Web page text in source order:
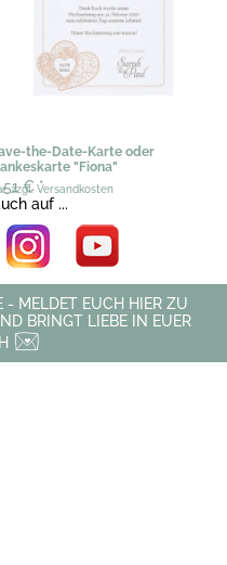
the-Date-Karte oder
"Fiona"
€*
zzgl. Versandkosten
auf ...
- MELDET EUCH HIER ZU
BRINGT LIEBE IN EUER